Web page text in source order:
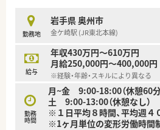
■東北の調剤薬局で初めて
いサービスと患者様第一主義をモ
■休日や労働時間の短縮に積極的
からゆとり創造賞を受賞している
【求人情報について】
■正社員としての募集であり、ご
し、最大で年収700万円までの高待
■完全週休2日制を採用しており、
が多いため、仕事とプライベート
■遠方からご就業される方のため
勤務地
岩手県 奥州市
金ケ崎駅 (JR東北本線)
給与
年収430万円～610万円
月給250,000円～400,000円
※経験・年齢・スキルにより異なる
勤務
時間
月~金 9:00-18:00（休憩60分
土 9:00-13:00（休憩なし）
※１日平均８時間、平均週４
※1ヶ月単位の変形労働時間